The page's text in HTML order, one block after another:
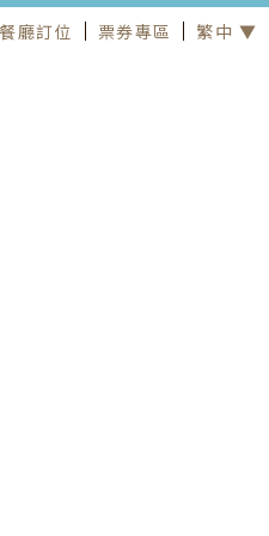
餐廳訂位 票券專區 繁中 ▼